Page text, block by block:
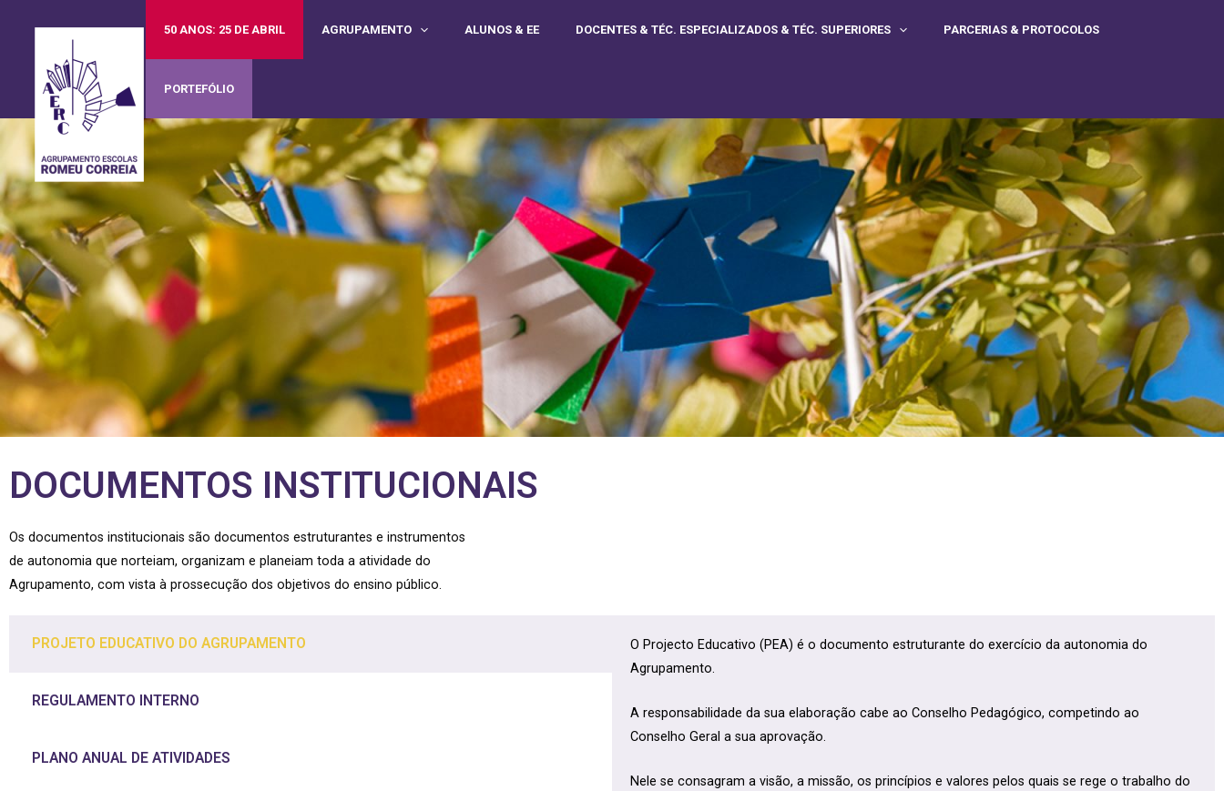
50 ANOS: 25 DE ABRIL AGRUPAMENTO ALUNOS & EE DOCENTES & TÉC. ESPECIALIZADOS & TÉC. SUPERIORES PARCERIAS & PROTOCOLOS
PORTEFÓLIO
DOCUMENTOS INSTITUCIONAIS
Os documentos institucionais são documentos estruturantes e instrumentos
de autonomia que norteiam, organizam e planeiam toda a atividade do
Agrupamento, com vista à prossecução dos objetivos do ensino público.
PROJETO EDUCATIVO DO AGRUPAMENTO
REGULAMENTO INTERNO
PLANO ANUAL DE ATIVIDADES
O Projecto Educativo (PEA) é o documento estruturante do exercício da autonomia do
Agrupamento.
A responsabilidade da sua elaboração cabe ao Conselho Pedagógico, competindo ao
Conselho Geral a sua aprovação.
Nele se consagram a visão, a missão, os princípios e valores pelos quais se rege o trabalho do